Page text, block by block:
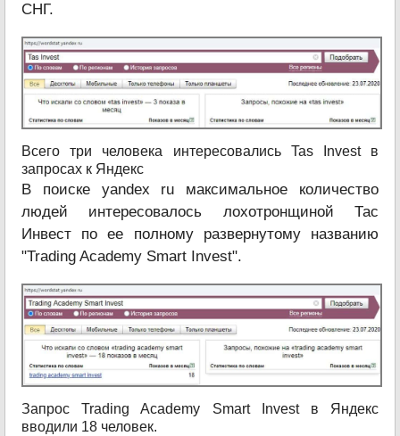
СНГ.
Всего три человека интересовались Tas Invest в
запросах к Яндекс
В поиске yandex ru максимальное количество
людей интересовалось лохотронщиной Тас
Инвест по ее полному развернутому названию
"Trading Academy Smart Invest".
Запрос Trading Academy Smart Invest в Яндекс
вводили 18 человек.